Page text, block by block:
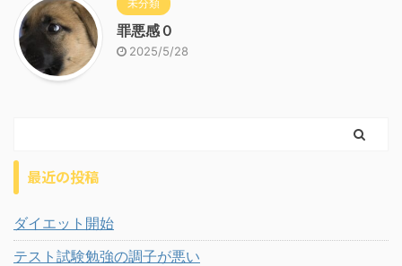
未分類
罪悪感０
2025/5/28
最近の投稿
ダイエット開始
テスト試験勉強の調子が悪い